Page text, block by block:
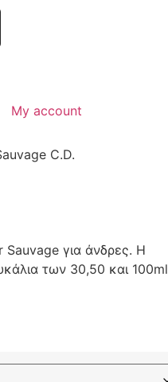
My account
C.D.
για άνδρες. Η
των 30,50 και 100ml